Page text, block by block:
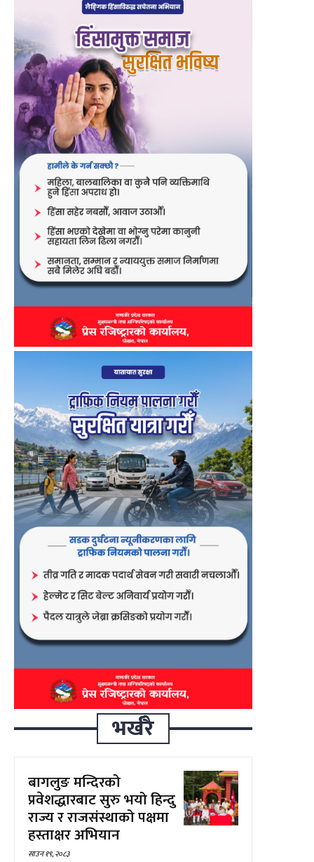
भर्खरै
बागलुङ मन्दिरको
प्रवेशद्धारबाट सुरु भयो हिन्दु
राज्य र राजसंस्थाको पक्षमा
हस्ताक्षर अभियान
साउन १९, २०८३